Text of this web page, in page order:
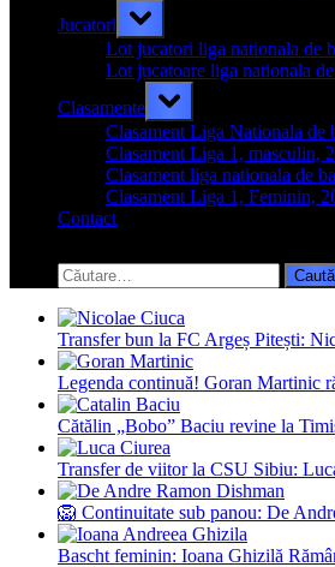
Jucatori
Toggle
sub-
menu
Lot jucatori liga nationala de
Lot jucatoare liga nationala
Clasamente
Toggle
sub-
menu
Clasament Liga Nationala de
Clasament Liga 1, masculin,
Clasament liga nationala de
Clasament Liga 1, Feminin,
Contact
search
form
Caută
după:
Transfer bun la FC Argeș Pitești:
Legenda continuă! Goran Martinic
Cătălin „Bobo” Baciu revine la
Transfer de viitor la CSU Sibiu:
🦁 Continuitate sub panou: De
Bascht feminin: Ioana Ghizilă